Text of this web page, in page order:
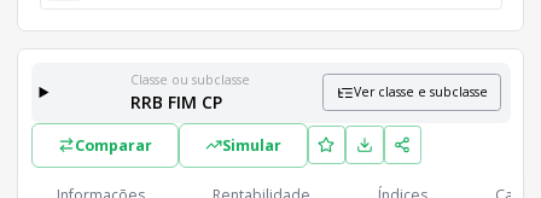
Classes e Subclasses do Fundo
Lista completa de classes e subclasses disponíveis, incluindo
Classe ou subclasse
RRB FIM CP Ver classe e subclasse
Comparar Simular